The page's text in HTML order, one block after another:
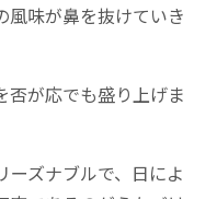
風味が鼻を抜けていき
否が応でも盛り上げま
ーズナブルで、日によ